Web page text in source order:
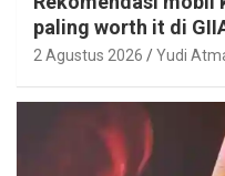
paling worth it di
2 Agustus 2026 Yudi